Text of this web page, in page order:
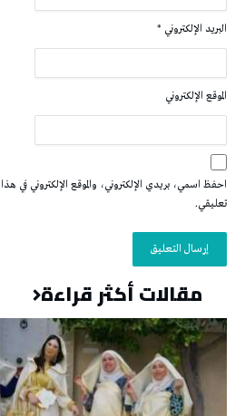
البريد الإلكتروني *
الموقع الإلكتروني
احفظ اسمي، بريدي الإلكتروني، والموقع الإلكتروني في هذا
تعليقي.
مقالات أكثر قراءة